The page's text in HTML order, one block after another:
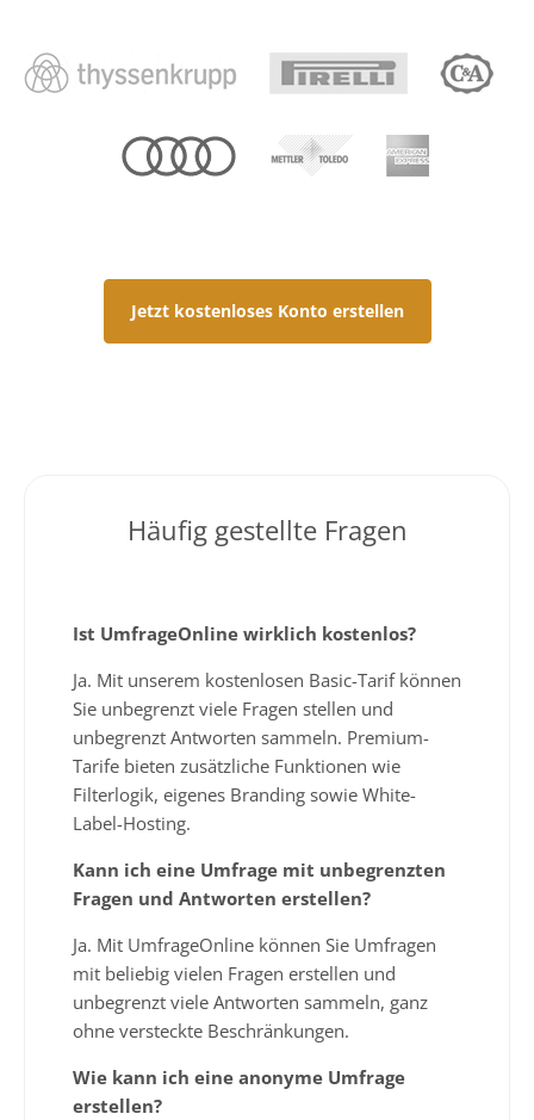
Jetzt kostenloses Konto erstellen
Häufig gestellte Fragen
Ist UmfrageOnline wirklich kostenlos?
Ja. Mit unserem kostenlosen Basic-Tarif können
Sie unbegrenzt viele Fragen stellen und
unbegrenzt Antworten sammeln. Premium-
Tarife bieten zusätzliche Funktionen wie
Filterlogik, eigenes Branding sowie White-
Label-Hosting.
Kann ich eine Umfrage mit unbegrenzten
Fragen und Antworten erstellen?
Ja. Mit UmfrageOnline können Sie Umfragen
mit beliebig vielen Fragen erstellen und
unbegrenzt viele Antworten sammeln, ganz
ohne versteckte Beschränkungen.
Wie kann ich eine anonyme Umfrage
erstellen?